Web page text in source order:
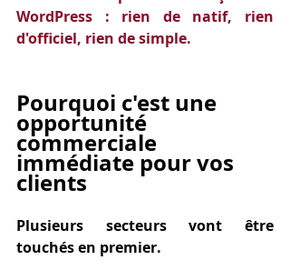
WordPress : rien de natif, rien
d'officiel, rien de simple.
Pourquoi c'est une
opportunité
commerciale
immédiate pour vos
clients
Plusieurs secteurs vont être
touchés en premier.